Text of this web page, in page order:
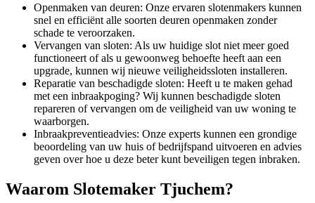
Openmaken van deuren: Onze ervaren slotenmakers kunnen
snel en efficiënt alle soorten deuren openmaken zonder
schade te veroorzaken.
Vervangen van sloten: Als uw huidige slot niet meer goed
functioneert of als u gewoonweg behoefte heeft aan een
upgrade, kunnen wij nieuwe veiligheidssloten installeren.
Reparatie van beschadigde sloten: Heeft u te maken gehad
met een inbraakpoging? Wij kunnen beschadigde sloten
repareren of vervangen om de veiligheid van uw woning te
waarborgen.
Inbraakpreventieadvies: Onze experts kunnen een grondige
beoordeling van uw huis of bedrijfspand uitvoeren en advies
geven over hoe u deze beter kunt beveiligen tegen inbraken.
Waarom Slotemaker Tjuchem?